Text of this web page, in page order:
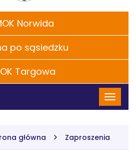
Norwida
po sąsiedzku
Targowa
główna Zaproszenia